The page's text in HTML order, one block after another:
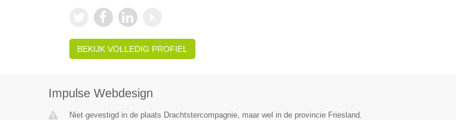
BEKIJK VOLLEDIG PROFIEL
Impulse Webdesign
Niet gevestigd in de plaats Drachtstercompagnie, maar wel in de provincie Friesland.